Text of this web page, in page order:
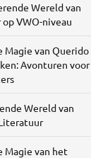
Wereld van
VWO-niveau
Magie van Querido
Avonturen voor
Wereld van
Magie van het